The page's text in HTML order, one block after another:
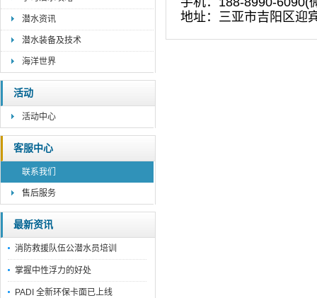
潜水资讯
潜水装备及技术
海洋世界
活动
活动中心
客服中心
联系我们
售后服务
最新资讯
消防救援队伍公潜水员培训
掌握中性浮力的好处
PADI 全新环保卡面已上线
地址：三亚市吉阳区迎